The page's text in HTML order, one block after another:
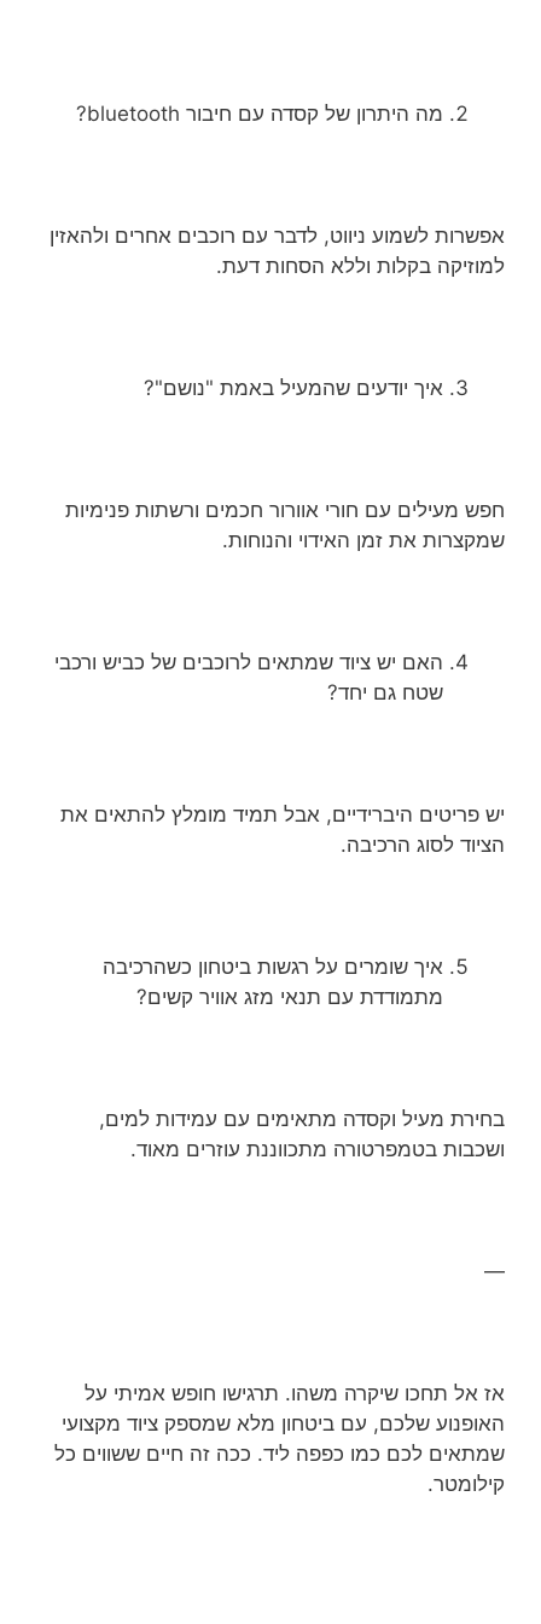
מה היתרון של קסדה עם חיבור bluetooth?
אפשרות לשמוע ניווט, לדבר עם רוכבים אחרים ולהאזין
למוזיקה בקלות וללא הסחות דעת.
איך יודעים שהמעיל באמת "נושם"?
חפש מעילים עם חורי אוורור חכמים ורשתות פנימיות
שמקצרות את זמן האידוי והנוחות.
האם יש ציוד שמתאים לרוכבים של כביש ורכבי
שטח גם יחד?
יש פריטים היברידיים, אבל תמיד מומלץ להתאים את
הציוד לסוג הרכיבה.
איך שומרים על רגשות ביטחון כשהרכיבה
מתמודדת עם תנאי מזג אוויר קשים?
בחירת מעיל וקסדה מתאימים עם עמידות למים,
ושכבות בטמפרטורה מתכווננת עוזרים מאוד.
—
אז אל תחכו שיקרה משהו. תרגישו חופש אמיתי על
האופנוע שלכם, עם ביטחון מלא שמספק ציוד מקצועי
שמתאים לכם כמו כפפה ליד. ככה זה חיים ששווים כל
קילומטר.